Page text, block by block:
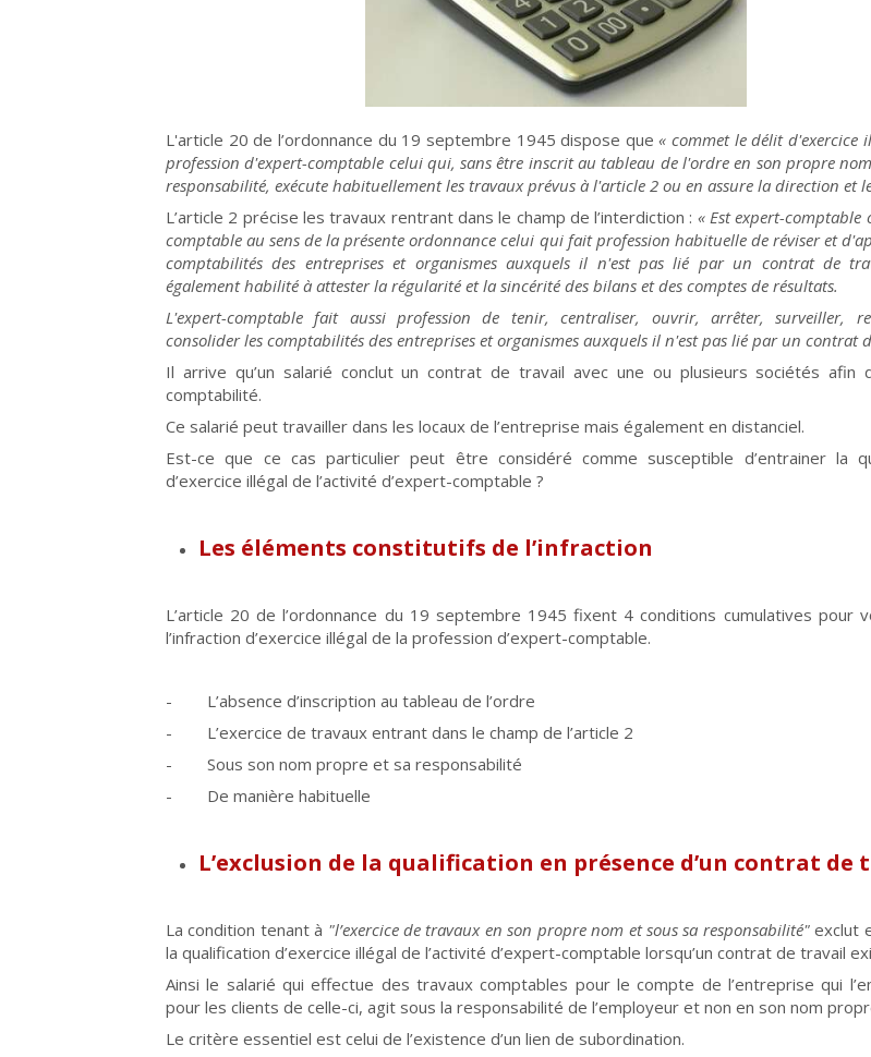
L'article 20 de l’ordonnance du 19 septembre 1945 dispose que« commet le délit d'exercice
profession d'expert-comptable celui qui, sans être inscrit au tableau de l'ordre en son propre
responsabilité, exécute habituellement les travaux prévus à l'article 2 ou en assure la direction et
L’article 2 précise les travaux rentrant dans le champ de l’interdiction : « Est expert-comptable
comptable au sens de la présente ordonnance celui qui fait profession habituelle de réviser et
comptabilités des entreprises et organismes auxquels il n'est pas lié par un contrat de
également habilité à attester la régularité et la sincérité des bilans et des comptes de résultats.
L'expert-comptable fait aussi profession de tenir, centraliser, ouvrir, arrêter, surveiller,
consolider les comptabilités des entreprises et organismes auxquels il n'est pas lié par un contrat
Il arrive qu’un salarié conclut un contrat de travail avec une ou plusieurs sociétés afin
comptabilité.
Ce salarié peut travailler dans les locaux de l’entreprise mais également en distanciel.
Est-ce que ce cas particulier peut être considéré comme susceptible d’entrainer la
d’exercice illégal de l’activité d’expert-comptable ?
Les éléments constitutifs de l’infraction
L’article 20 de l’ordonnance du 19 septembre 1945 fixent 4 conditions cumulatives pour
l’infraction d’exercice illégal de la profession d’expert-comptable.
- L’absence d’inscription au tableau de l’ordre
- L’exercice de travaux entrant dans le champ de l’article 2
- Sous son nom propre et sa responsabilité
- De manière habituelle
L’exclusion de la qualification en présence d’un contrat de
La condition tenant à "l’exercice de travaux en son propre nom et sous sa responsabilité"exclut
la qualification d’exercice illégal de l’activité d’expert-comptable lorsqu’un contrat de travail
Ainsi le salarié qui effectue des travaux comptables pour le compte de l’entreprise qui
pour les clients de celle-ci, agit sous la responsabilité de l’employeur et non en son nom
Le critère essentiel est celui de l’existence d’un lien de subordination.